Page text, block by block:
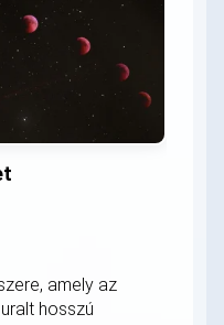
amely az
hosszú